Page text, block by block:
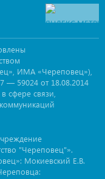
ИМА «Череповец»),
59024 от 18.08.2014
сфере связи,
"Череповец"».
Мокиевский Е.В.